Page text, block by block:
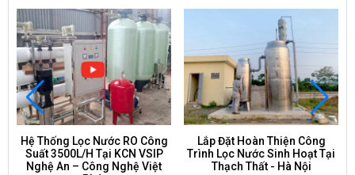
Hệ Thống Lọc Nước RO Công
Suất 3500L/H Tại KCN VSIP
Nghệ An – Công Nghệ Việt
Lắp Đặt Hoàn Thiện Công
Trình Lọc Nước Sinh Hoạt Tại
Thạch Thất - Hà Nội